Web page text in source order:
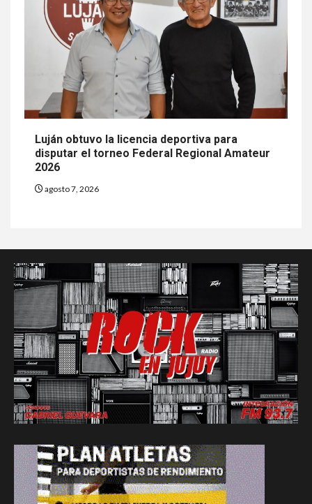
Luján obtuvo la licencia deportiva para
disputar el torneo Federal Regional Amateur
2026
agosto 7, 2026